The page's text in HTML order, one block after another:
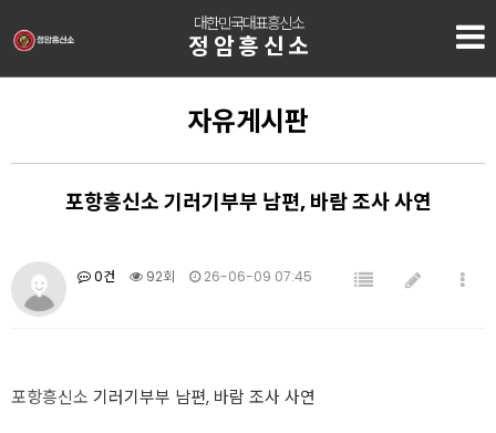
대한민국대표흥신소
정암흥신소
자유게시판
포항흥신소 기러기부부 남편, 바람 조사 사연
0건 92회 26-06-09 07:45
포항흥신소 기러기부부 남편, 바람 조사 사연